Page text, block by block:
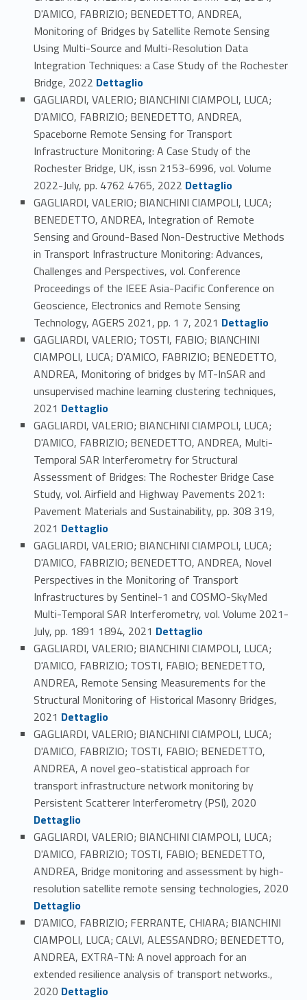
D'AMICO, FABRIZIO; BENEDETTO, ANDREA,
Monitoring of Bridges by Satellite Remote Sensing
Using Multi-Source and Multi-Resolution Data
Integration Techniques: a Case Study of the Rochester
Bridge, 2022 Link identifier #identifier_person_172928-118
Dettaglio
GAGLIARDI, VALERIO; BIANCHINI CIAMPOLI, LUCA;
D'AMICO, FABRIZIO; BENEDETTO, ANDREA,
Spaceborne Remote Sensing for Transport
Infrastructure Monitoring: A Case Study of the
Rochester Bridge, UK, issn 2153-6996, vol. Volume
2022-July, pp. 4762 4765, 2022 Link identifier #identifier_person_124241-119
Dettaglio
GAGLIARDI, VALERIO; BIANCHINI CIAMPOLI, LUCA;
BENEDETTO, ANDREA, Integration of Remote
Sensing and Ground-Based Non-Destructive Methods
in Transport Infrastructure Monitoring: Advances,
Challenges and Perspectives, vol. Conference
Proceedings of the IEEE Asia-Pacific Conference on
Geoscience, Electronics and Remote Sensing
Technology, AGERS 2021, pp. 1 7, 2021 Link identifier #identifier_person_112150-120
Dettaglio
GAGLIARDI, VALERIO; TOSTI, FABIO; BIANCHINI
CIAMPOLI, LUCA; D'AMICO, FABRIZIO; BENEDETTO,
ANDREA, Monitoring of bridges by MT-InSAR and
unsupervised machine learning clustering techniques,
2021 Link identifier #identifier_person_87726-121
Dettaglio
GAGLIARDI, VALERIO; BIANCHINI CIAMPOLI, LUCA;
D'AMICO, FABRIZIO; BENEDETTO, ANDREA, Multi-
Temporal SAR Interferometry for Structural
Assessment of Bridges: The Rochester Bridge Case
Study, vol. Airfield and Highway Pavements 2021:
Pavement Materials and Sustainability, pp. 308 319,
2021 Link identifier #identifier_person_150322-122
Dettaglio
GAGLIARDI, VALERIO; BIANCHINI CIAMPOLI, LUCA;
D'AMICO, FABRIZIO; BENEDETTO, ANDREA, Novel
Perspectives in the Monitoring of Transport
Infrastructures by Sentinel-1 and COSMO-SkyMed
Multi-Temporal SAR Interferometry, vol. Volume 2021-
July, pp. 1891 1894, 2021 Link identifier #identifier_person_66670-123
Dettaglio
GAGLIARDI, VALERIO; BIANCHINI CIAMPOLI, LUCA;
D'AMICO, FABRIZIO; TOSTI, FABIO; BENEDETTO,
ANDREA, Remote Sensing Measurements for the
Structural Monitoring of Historical Masonry Bridges,
2021 Link identifier #identifier_person_106704-124
Dettaglio
GAGLIARDI, VALERIO; BIANCHINI CIAMPOLI, LUCA;
D'AMICO, FABRIZIO; TOSTI, FABIO; BENEDETTO,
ANDREA, A novel geo-statistical approach for
transport infrastructure network monitoring by
Persistent Scatterer Interferometry (PSI), 2020
Dettaglio
GAGLIARDI, VALERIO; BIANCHINI CIAMPOLI, LUCA;
D'AMICO, FABRIZIO; TOSTI, FABIO; BENEDETTO,
ANDREA, Bridge monitoring and assessment by high-
resolution satellite remote sensing technologies, 2020
Link identifier #identifier_person_13403-126
Dettaglio
D'AMICO, FABRIZIO; FERRANTE, CHIARA; BIANCHINI
CIAMPOLI, LUCA; CALVI, ALESSANDRO; BENEDETTO,
ANDREA, EXTRA-TN: A novel approach for an
extended resilience analysis of transport networks.,
2020 Link identifier #identifier_person_141436-127
Dettaglio